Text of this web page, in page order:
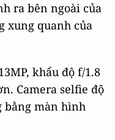
ra bên ngoài của
xung quanh của
khẩu độ f/1.8
Camera selfie độ
bằng màn hình